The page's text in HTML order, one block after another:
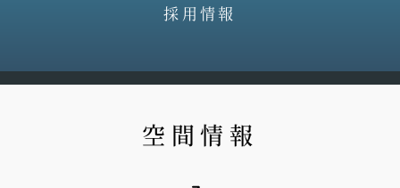
採用情報
空間情報